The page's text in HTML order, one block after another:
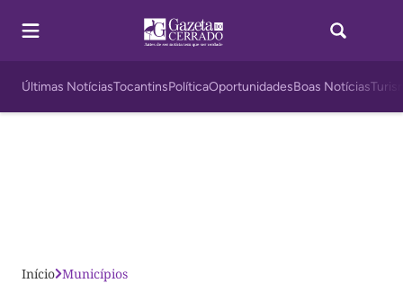
Últimas NotíciasTocantinsPolíticaOportunidadesBoas Notícias
Início Municípios